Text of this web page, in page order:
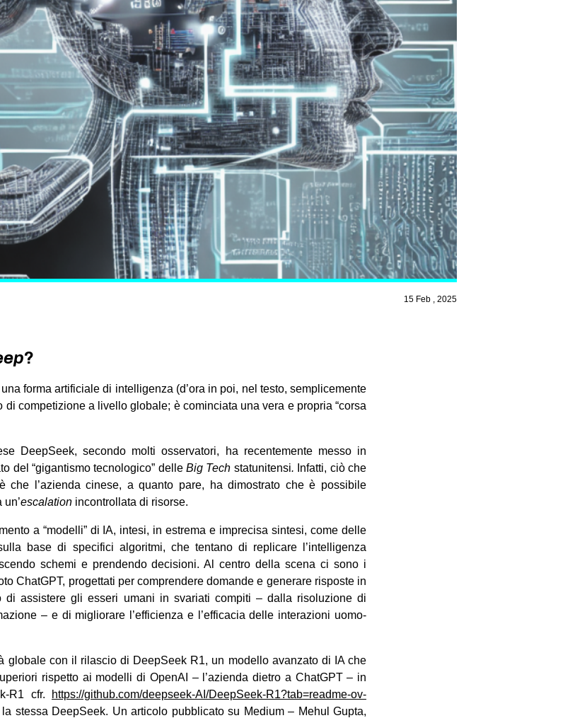
15 Feb , 2025
?
forma artificiale di intelligenza (d’ora in poi, nel testo, semplicemente
di competizione a livello globale; è cominciata una vera e propria “corsa
DeepSeek, secondo molti osservatori, ha recentemente messo in
del “gigantismo tecnologico” delleBig Tech statunitensi. Infatti, ciò che
che l’azienda cinese, a quanto pare, ha dimostrato che è possibile
escalation incontrollata di risorse.
a “modelli” di IA, intesi, in estrema e imprecisa sintesi, come delle
base di specifici algoritmi, che tentano di replicare l’intelligenza
schemi e prendendo decisioni. Al centro della scena ci sono i
ChatGPT, progettati per comprendere domande e generare risposte in
di assistere gli esseri umani in svariati compiti – dalla risoluzione di
– e di migliorare l’efficienza e l’efficacia delle interazioni uomo-
globale con il rilascio di DeepSeek R1, un modello avanzato di IA che
rispetto ai modelli di OpenAI – l’azienda dietro a ChatGPT – in
R1 cfr. https://github.com/deepseek-AI/DeepSeek-R1?tab=readme-ov-
stessa DeepSeek. Un articolo pubblicato su Medium – Mehul Gupta,